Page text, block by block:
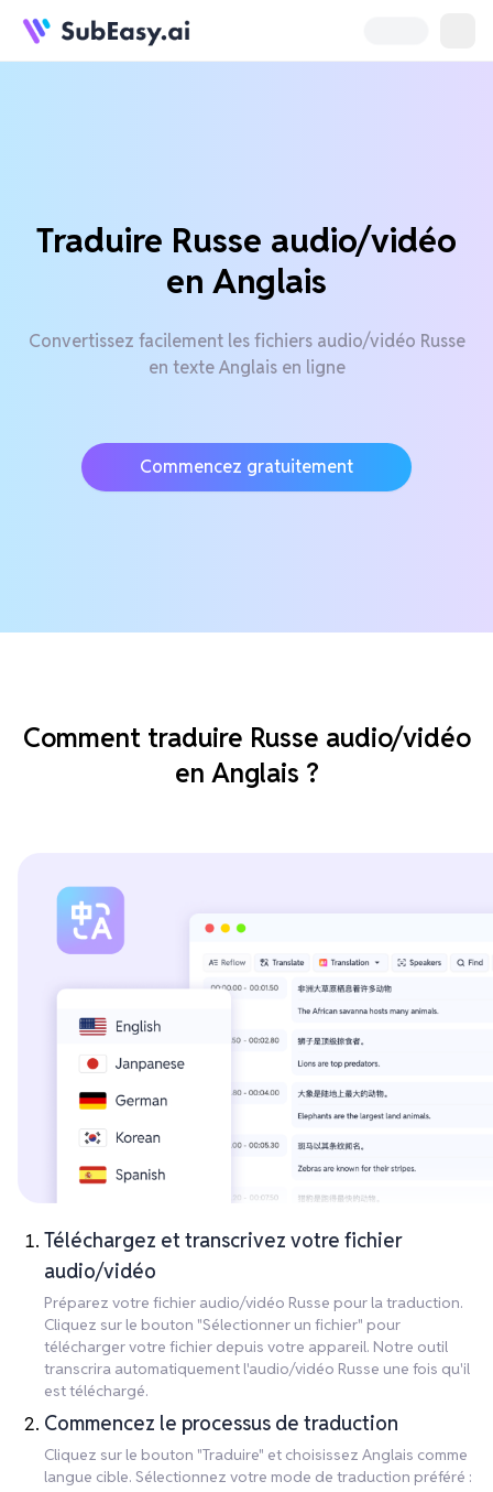
Traduire Russe audio/vidéo
en Anglais
Convertissez facilement les fichiers audio/vidéo Russe
en texte Anglais en ligne
Commencez gratuitement
Comment traduire Russe audio/vidéo
en Anglais ?
Téléchargez et transcrivez votre fichier
audio/vidéo
Préparez votre fichier audio/vidéo Russe pour la traduction.
Cliquez sur le bouton "Sélectionner un fichier" pour
télécharger votre fichier depuis votre appareil. Notre outil
transcrira automatiquement l'audio/vidéo Russe une fois qu'il
est téléchargé.
Commencez le processus de traduction
Cliquez sur le bouton "Traduire" et choisissez Anglais comme
langue cible. Sélectionnez votre mode de traduction préféré :